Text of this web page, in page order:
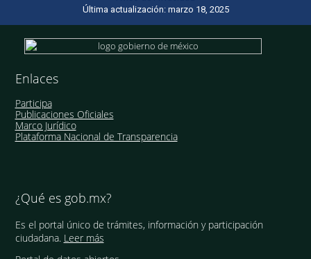
Última actualización: marzo 18, 2025
Enlaces
Participa
Publicaciones Oficiales
Marco Jurídico
Plataforma Nacional de Transparencia
¿Qué es gob.mx?
Es el portal único de trámites, información y participación
ciudadana. Leer más